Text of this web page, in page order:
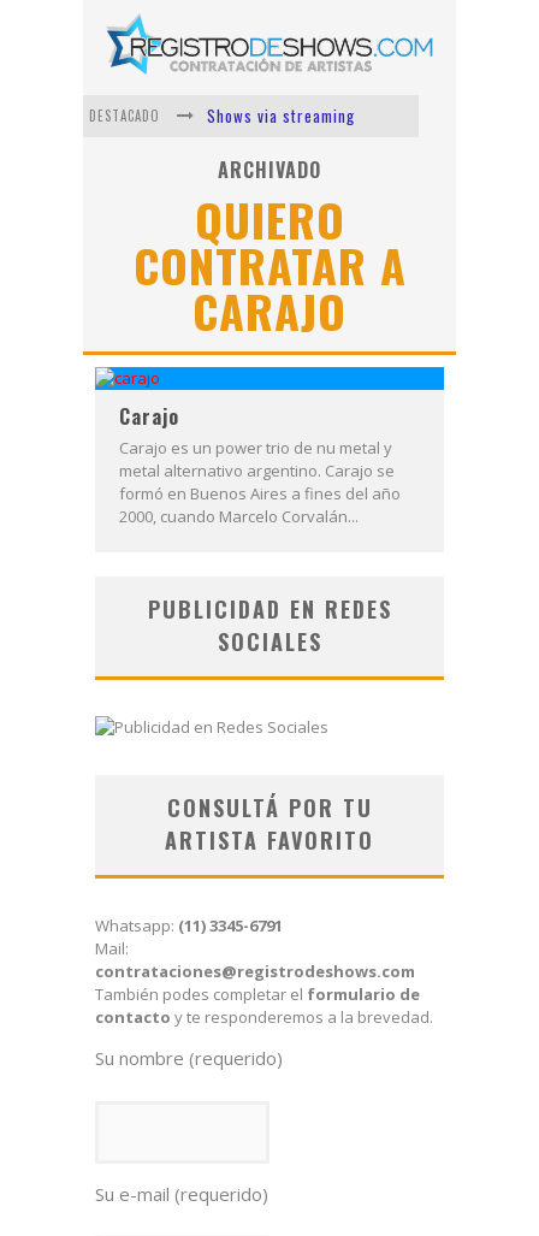
DESTACADO
Shows via streaming
Lit Killah
Nicki Nicole
Duki
Vi Em
Los Ángeles Azules
ARCHIVADO
QUIERO
CONTRATAR A
CARAJO
Carajo
Carajo es un power trio de nu metal y
metal alternativo argentino. Carajo se
formó en Buenos Aires a fines del año
2000, cuando Marcelo Corvalán...
PUBLICIDAD EN REDES
SOCIALES
CONSULTÁ POR TU
ARTISTA FAVORITO
Whatsapp: (11) 3345-6791
Mail:
contrataciones@registrodeshows.com
También podes completar el formulario de
contacto y te responderemos a la brevedad.
Su nombre (requerido)
Su e-mail (requerido)